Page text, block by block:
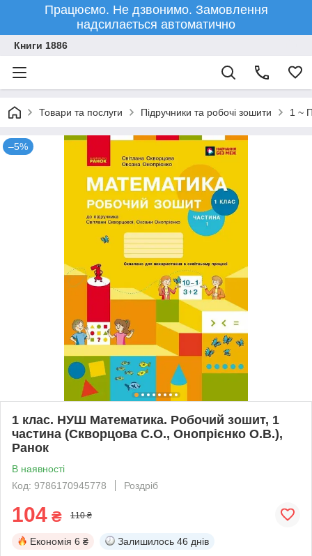
Працюємо. Не дзвонимо. Замовлення
надсилається автоматично
Книги 1886
Товари та послуги Підручники та робочі зошити 1 ~
–5%
1 клас. НУШ Математика. Робочий зошит, 1
частина (Скворцова С.О., Онопрієнко О.В.),
Ранок
В наявності
Код: 9786170945778
Роздріб
104 ₴ 110 ₴
Економія 6 ₴ Залишилось 46 днів